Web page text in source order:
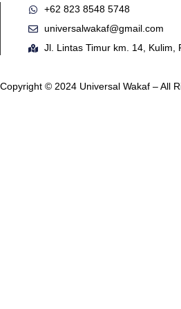
+62 823 8548 5748
universalwakaf@gmail.com
Jl. Lintas Timur km. 14, Kulim,
Copyright © 2024 Universal Wakaf – All